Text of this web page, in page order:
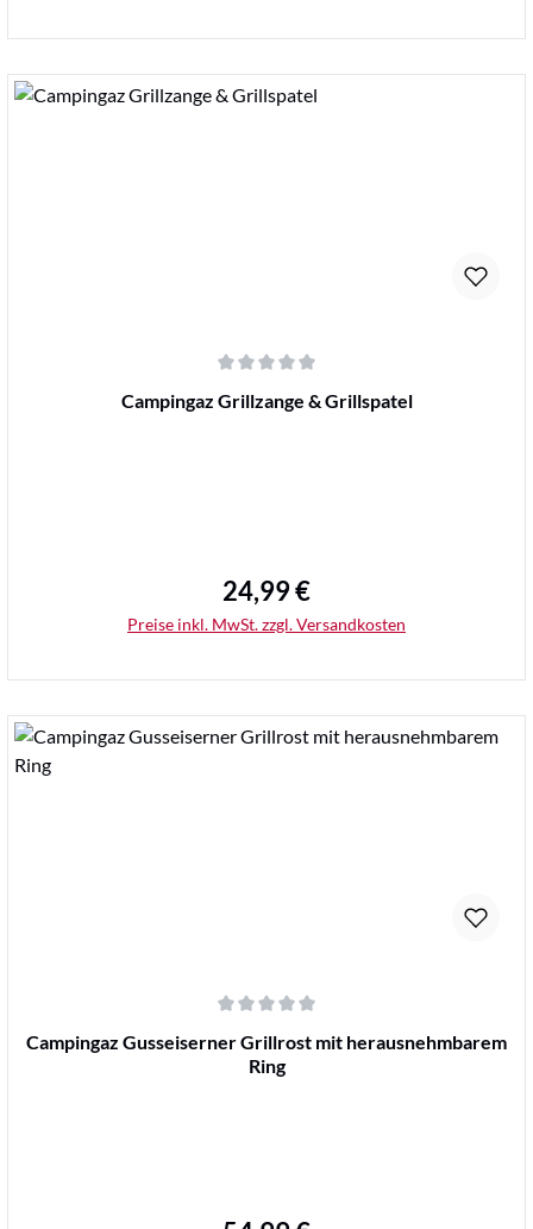
Durchschnittliche Bewertung von 0 von 5 Sternen
Campingaz Grillzange & Grillspatel
Regulärer Preis:
24,99 €
Preise inkl. MwSt. zzgl. Versandkosten
Durchschnittliche Bewertung von 0 von 5 Sternen
Campingaz Gusseiserner Grillrost mit herausnehmbarem
Ring